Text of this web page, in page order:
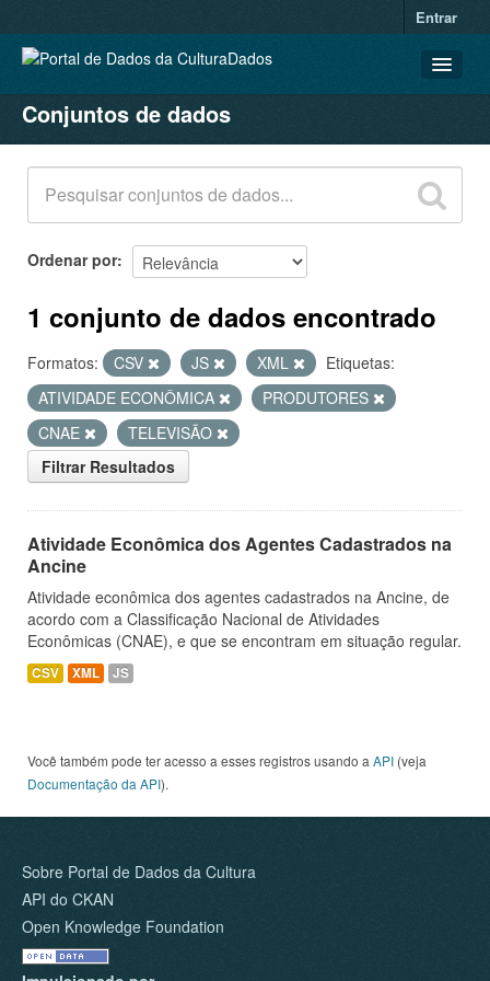
Entrar
CONJUNTOS DE DADOS
ORGANIZAÇÕES
GRUPOS
SOBRE
Conjuntos de dados
Ordenar por
1 conjunto de dados encontrado
Formatos: CSV JS XML
Etiquetas:
ATIVIDADE ECONÔMICA
PRODUTORES
CNAE
TELEVISÃO
Filtrar Resultados
Atividade Econômica dos Agentes Cadastrados na
Ancine
Atividade econômica dos agentes cadastrados na Ancine, de
acordo com a Classificação Nacional de Atividades
Econômicas (CNAE), e que se encontram em situação regular.
CSV XML JS
Você também pode ter acesso a esses registros usando a API (veja
Documentação da API).
Sobre Portal de Dados da Cultura
API do CKAN
Open Knowledge Foundation